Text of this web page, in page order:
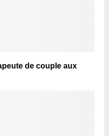
de couple aux